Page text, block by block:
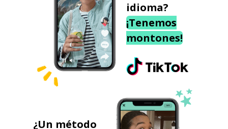
idioma?
¡Tenemos
montones!
¿Un método